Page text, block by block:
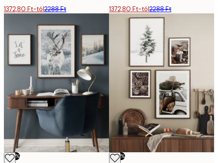
1372,80 Ft-tól2288 Ft 1372,80 Ft-tól2288 Ft
-50% -50%